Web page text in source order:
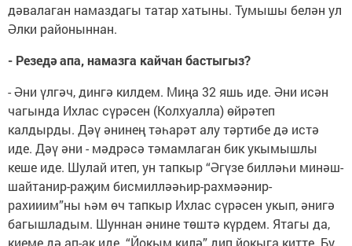
дәвалаган намаздагы татар хатыны. Тумышы белән ул
Әлки районыннан.
- Резедә апа, намазга кайчан бастыгыз?
- Әни үлгәч, дингә килдем. Миңа 32 яшь иде. Әни исән
чагында Ихлас сүрәсен (Колхуалла) өйрәтеп
калдырды. Дәү әнинең тәһарәт алу тәртибе дә истә
иде. Дәү әни - мәдрәсә тәмамлаган бик укымышлы
кеше иде. Шулай итеп, ун тапкыр “Әгүзе билләһи минәш-
шайтанир-раҗим бисмилләәһир-рахмәәнир-
рахииим”ны һәм өч тапкыр Ихлас сүрәсен укып, әнигә
багышладым. Шуннан әнине төштә күрдем. Ятагы да,
киеме дә ап-ак иде. “Йокым килә” дип йокыга китте. Бу